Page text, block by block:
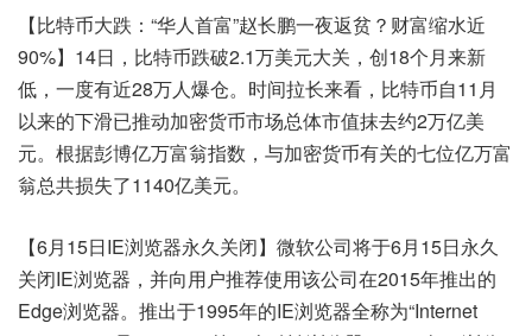
【比特币大跌：“华人首富”赵长鹏一夜返贫？财富缩水近
90%】14日，比特币跌破2.1万美元大关，创18个月来新
低，一度有近28万人爆仓。时间拉长来看，比特币自11月
以来的下滑已推动加密货币市场总体市值抹去约2万亿美
元。根据彭博亿万富翁指数，与加密货币有关的七位亿万富
翁总共损失了1140亿美元。
【6月15日IE浏览器永久关闭】微软公司将于6月15日永久
关闭IE浏览器，并向用户推荐使用该公司在2015年推出的
Edge浏览器。推出于1995年的IE浏览器全称为“Internet